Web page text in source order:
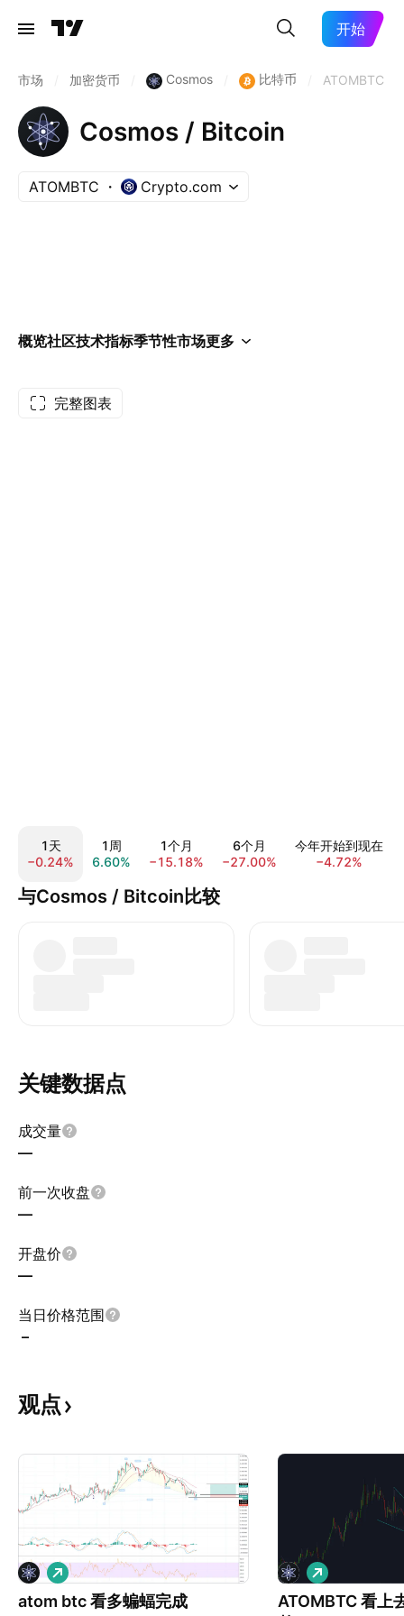
开始
市场 加密货币 Cosmos 比特币 ATOMBTC
Cosmos / Bitcoin
ATOMBTC Crypto.com
概览社区技术指标季节性市场更多
完整图表
1天
−0.24%
1周
6.60%
1个月
−15.18%
6个月
−27.00%
今年开始到现在
−4.72%
与Cosmos / Bitcoin比较
关键数据点
成交量
—
前一次收盘
—
开盘价
—
当日价格范围
–
观点
atom btc 看多蝙蝠完成
做
多
ATOMBTC 看上
做
多